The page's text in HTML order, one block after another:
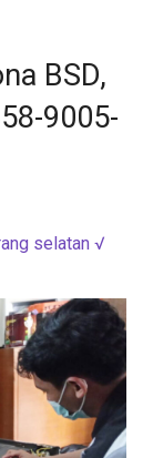
BSD,
9005-
selatan √